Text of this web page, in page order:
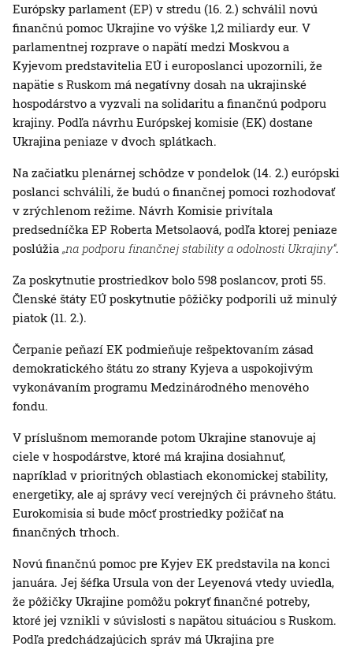
Európsky parlament (EP) v stredu (16. 2.) schválil novú
finančnú pomoc Ukrajine vo výške 1,2 miliardy eur. V
parlamentnej rozprave o napätí medzi Moskvou a
Kyjevom predstavitelia EÚ i europoslanci upozornili, že
napätie s Ruskom má negatívny dosah na ukrajinské
hospodárstvo a vyzvali na solidaritu a finančnú podporu
krajiny. Podľa návrhu Európskej komisie (EK) dostane
Ukrajina peniaze v dvoch splátkach.
Na začiatku plenárnej schôdze v pondelok (14. 2.) európski
poslanci schválili, že budú o finančnej pomoci rozhodovať
v zrýchlenom režime. Návrh Komisie privítala
predsedníčka EP Roberta Metsolaová, podľa ktorej peniaze
poslúžia „na podporu finančnej stability a odolnosti Ukrajiny“.
Za poskytnutie prostriedkov bolo 598 poslancov, proti 55.
Členské štáty EÚ poskytnutie pôžičky podporili už minulý
piatok (11. 2.).
Čerpanie peňazí EK podmieňuje rešpektovaním zásad
demokratického štátu zo strany Kyjeva a uspokojivým
vykonávaním programu Medzinárodného menového
fondu.
V príslušnom memorande potom Ukrajine stanovuje aj
ciele v hospodárstve, ktoré má krajina dosiahnuť,
napríklad v prioritných oblastiach ekonomickej stability,
energetiky, ale aj správy vecí verejných či právneho štátu.
Eurokomisia si bude môcť prostriedky požičať na
finančných trhoch.
Novú finančnú pomoc pre Kyjev EK predstavila na konci
januára. Jej šéfka Ursula von der Leyenová vtedy uviedla,
že pôžičky Ukrajine pomôžu pokryť finančné potreby,
ktoré jej vznikli v súvislosti s napätou situáciou s Ruskom.
Podľa predchádzajúcich správ má Ukrajina pre